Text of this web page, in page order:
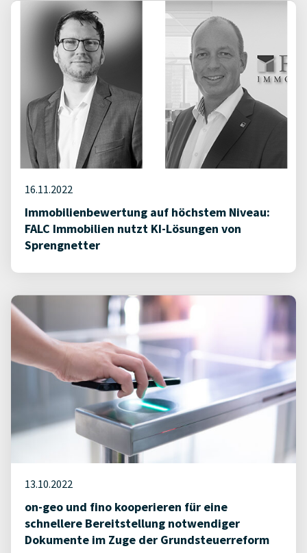
16.11.2022
Immobilienbewertung auf höchstem Niveau:
FALC Immobilien nutzt KI-Lösungen von
Sprengnetter
13.10.2022
on-geo und fino kooperieren für eine
schnellere Bereitstellung notwendiger
Dokumente im Zuge der Grundsteuerreform